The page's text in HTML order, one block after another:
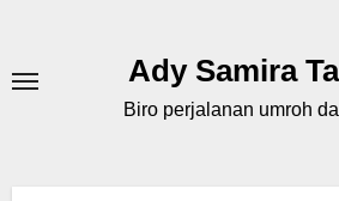
content
Ady Samira
Biro perjalanan umroh